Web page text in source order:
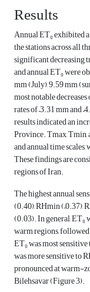
Results
Annual ET₀ exhibited
the stations across all
significant decreasing
and annual ET₀ were
mm (July), 9.59 mm
most notable
rates of –3.31 mm and
results indicated an
Province. Tmax, Tmin,
and annual time
These findings are
regions of Iran.
The highest annual
(0.40), RHmin (–0.37),
(0.03). In general, ET₀
warm regions,
ET₀ was most
was more sensitive to
pronounced at warm-
Bilehsavar (Figure 3).